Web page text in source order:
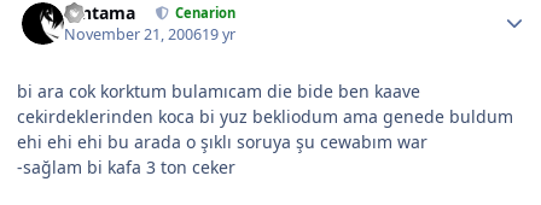
Gintama Cenarion
November 21, 200619 yr
bi ara cok korktum bulamıcam die bide ben kaave
cekirdeklerinden koca bi yuz bekliodum ama genede buldum
ehi ehi ehi bu arada o şıklı soruya şu cewabım war
-sağlam bi kafa 3 ton ceker